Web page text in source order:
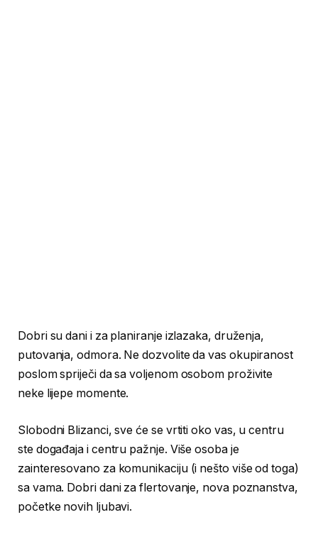
Dobri su dani i za planiranje izlazaka, druženja,
putovanja, odmora. Ne dozvolite da vas okupiranost
poslom spriječi da sa voljenom osobom proživite
neke lijepe momente.
Slobodni Blizanci, sve će se vrtiti oko vas, u centru
ste događaja i centru pažnje. Više osoba je
zainteresovano za komunikaciju (i nešto više od toga)
sa vama. Dobri dani za flertovanje, nova poznanstva,
početke novih ljubavi.